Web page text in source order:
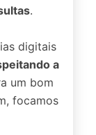
.
digitais
a
um bom
focamos